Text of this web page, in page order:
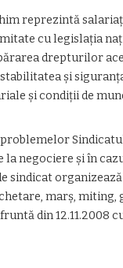
reprezintă salariații
cu legislația
drepturilor
și
și condiții de
negociere și în
sindicat organizează
marș, miting,
din 12.11.2008